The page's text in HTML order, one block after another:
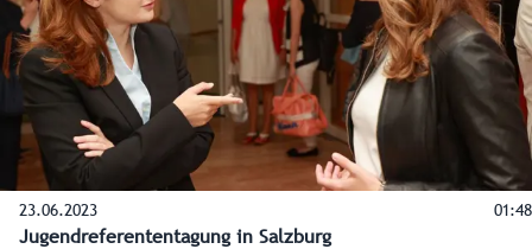
23.06.2023 01:48
Jugendreferententagung in Salzburg